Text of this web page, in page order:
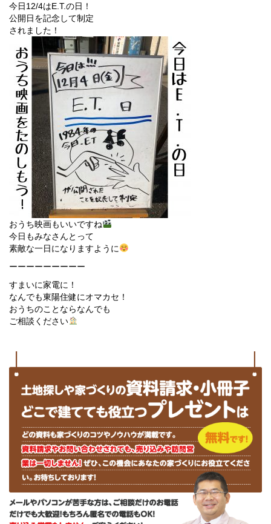
今日12/4はE.T.の日！
公開日を記念して制定
されました！
おうち映画もいいですね
今日もみなさんとって
素敵な一日になりますように
ーーーーーーーーー
すまいに家電に！
なんでも東陽住健にオマカセ！
おうちのことならなんでも
ご相談ください